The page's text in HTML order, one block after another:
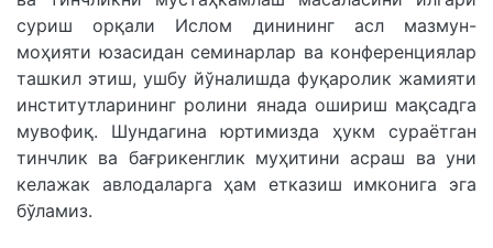
суриш орқали Ислом динининг асл мазмун-
моҳияти юзасидан семинарлар ва конференциялар
ташкил этиш, ушбу йўналишда фуқаролик жамияти
институтларининг ролини янада ошириш мақсадга
мувофиқ. Шундагина юртимизда ҳукм сураётган
тинчлик ва бағрикенглик муҳитини асраш ва уни
келажак авлодаларга ҳам етказиш имконига эга
бўламиз.